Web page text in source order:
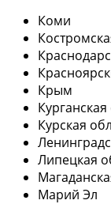
Коми
Крым
Курская
Липецкая
Марий Эл